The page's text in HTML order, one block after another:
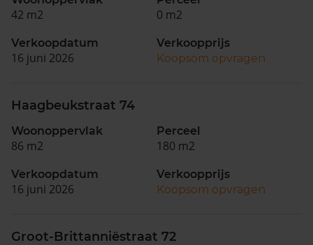
42 m2 0 m2
Verkoopdatum
16 juni 2026
Verkoopprijs
Koopsom opvragen
Haagbeukstraat 74
Woonoppervlak
86 m2
Perceel
180 m2
Verkoopdatum
16 juni 2026
Verkoopprijs
Koopsom opvragen
Groot-Brittanniëstraat 72